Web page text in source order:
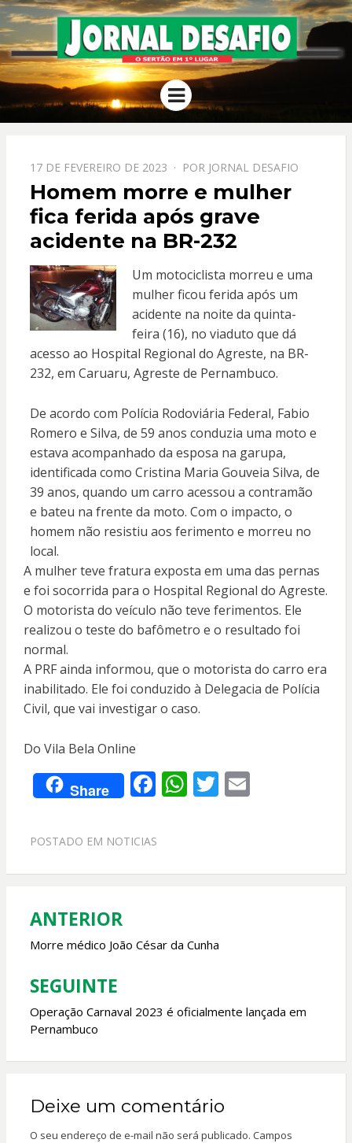
JORNAL
DESAFIO
O Sertão em 1º Lugar
Menu
PPOSTADO
EM
17 DE FEVEREIRO DE 2023 POR JORNAL DESAFIO
Homem morre e mulher
fica ferida após grave
acidente na BR-232
Um motociclista morreu e uma
mulher ficou ferida após um
acidente na noite da quinta-
feira (16), no viaduto que dá
acesso ao Hospital Regional do Agreste, na BR-
232, em Caruaru, Agreste de Pernambuco.
De acordo com Polícia Rodoviária Federal, Fabio
Romero e Silva, de 59 anos conduzia uma moto e
estava acompanhado da esposa na garupa,
identificada como Cristina Maria Gouveia Silva, de
39 anos, quando um carro acessou a contramão
e bateu na frente da moto. Com o impacto, o
homem não resistiu aos ferimento e morreu no
local.
A mulher teve fratura exposta em uma das pernas
e foi socorrida para o Hospital Regional do Agreste.
O motorista do veículo não teve ferimentos. Ele
realizou o teste do bafômetro e o resultado foi
normal.
A PRF ainda informou, que o motorista do carro era
inabilitado. Ele foi conduzido à Delegacia de Polícia
Civil, que vai investigar o caso.
Do Vila Bela Online
Share F
e
o
k
W
A
p
T E
POSTADO EM NOTICIAS
Navegação
de
Post
ANTERIOR
Morre médico João César da Cunha
SEGUINTE
Operação Carnaval 2023 é oficialmente lançada em
Pernambuco
Deixe um comentário
O seu endereço de e-mail não será publicado. Campos